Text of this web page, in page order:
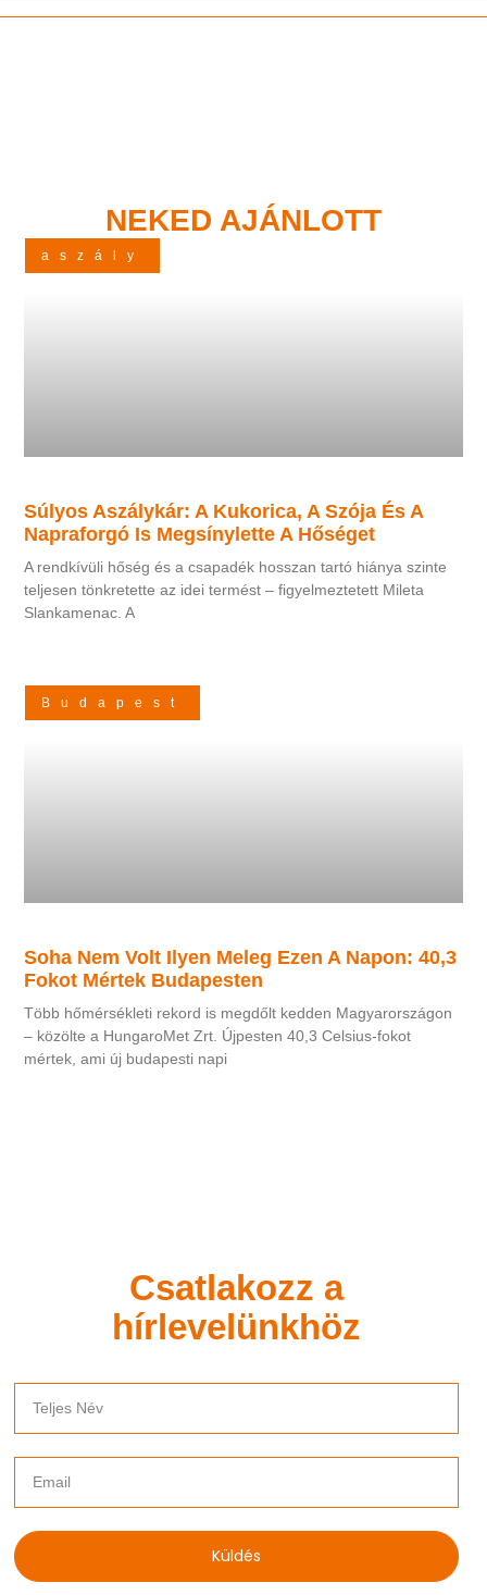
NEKED AJÁNLOTT
aszály
Súlyos Aszálykár: A Kukorica, A Szója És A
Napraforgó Is Megsínylette A Hőséget
A rendkívüli hőség és a csapadék hosszan tartó hiánya szinte
teljesen tönkretette az idei termést – figyelmeztetett Mileta
Slankamenac. A
Budapest
Soha Nem Volt Ilyen Meleg Ezen A Napon: 40,3
Fokot Mértek Budapesten
Több hőmérsékleti rekord is megdőlt kedden Magyarországon
– közölte a HungaroMet Zrt. Újpesten 40,3 Celsius-fokot
mértek, ami új budapesti napi
Csatlakozz a
hírlevelünkhöz​
Küldés